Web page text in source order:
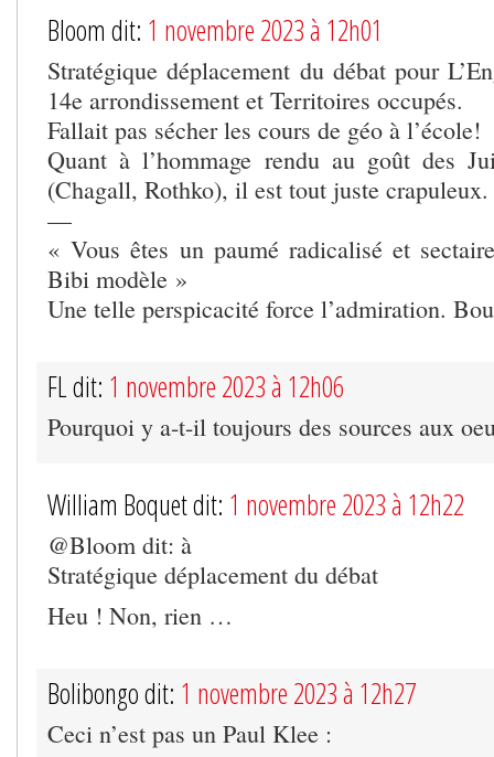
Bloom dit: 1 novembre 2023 à 12h01
Stratégique déplacement du débat pour
14e arrondissement et Territoires occupés.
Fallait pas sécher les cours de géo à l’école!
Quant à l’hommage rendu au goût des
(Chagall, Rothko), il est tout juste crapuleux.
—
« Vous êtes un paumé radicalisé et
Bibi modèle »
Une telle perspicacité force l’admiration.
FL dit: 1 novembre 2023 à 12h06
Pourquoi y a-t-il toujours des sources aux
William Boquet dit: 1 novembre 2023 à 12h22
@Bloom dit: à
Stratégique déplacement du débat
Heu ! Non, rien …
Bolibongo dit: 1 novembre 2023 à 12h27
Ceci n’est pas un Paul Klee :